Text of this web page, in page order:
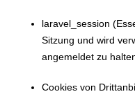
laravel_session
Sitzung und wird
angemeldet zu
Cookies von